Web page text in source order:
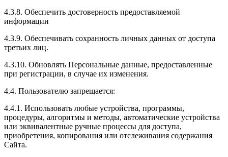
4.3.8. Обеспечить достоверность предоставляемой
информации
4.3.9. Обеспечивать сохранность личных данных от доступа
третьих лиц.
4.3.10. Обновлять Персональные данные, предоставленные
при регистрации, в случае их изменения.
4.4. Пользователю запрещается:
4.4.1. Использовать любые устройства, программы,
процедуры, алгоритмы и методы, автоматические устройства
или эквивалентные ручные процессы для доступа,
приобретения, копирования или отслеживания содержания
Сайта.